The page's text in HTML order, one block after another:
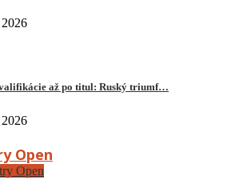
až po titul: Ruský triumf…
2026
Open
Open